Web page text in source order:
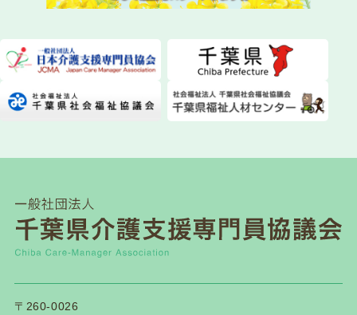
2026.07.28 委員会活動
ちばケアマネ通信【2026年夏号】を発送しまし
た！
2026.07.28 一般研修
2026.07.21
千葉県「カスハラ相談センター」に居宅介護支援
事業所等が追加されました
〒260-0026